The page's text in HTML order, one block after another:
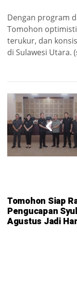
Dengan program
Tomohon
terukur, dan
di Sulawesi Utara. (
Tomohon Siap
Pengucapan
Agustus Jadi